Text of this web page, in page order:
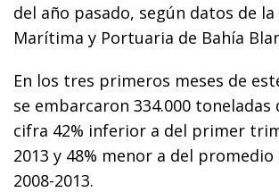
del año pasado, según datos de la
Marítima y Portuaria de Bahía
En los tres primeros meses de
se embarcaron 334.000
cifra 42% inferior a del primer
2013 y 48% menor a del
2008-2013.